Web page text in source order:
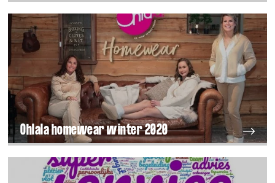
Ohlala homewear winter 2020